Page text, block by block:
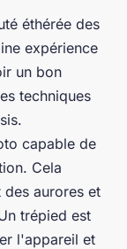
éthérée des
expérience
un bon
techniques
capable de
Cela
aurores et
trépied est
l'appareil et